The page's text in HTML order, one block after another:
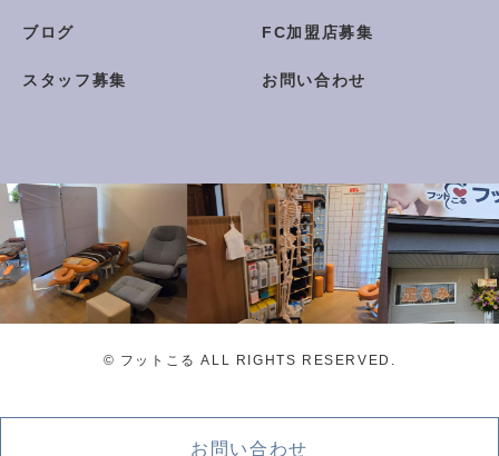
お問い合わせ
ブログ FC加盟店募集
スタッフ募集 お問い合わせ
© フットこる ALL RIGHTS RESERVED.